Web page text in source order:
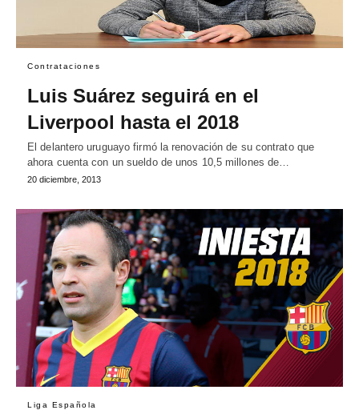
Contrataciones
Luis Suárez seguirá en el
Liverpool hasta el 2018
El delantero uruguayo firmó la renovación de su contrato que
ahora cuenta con un sueldo de unos 10,5 millones de…
20 diciembre, 2013
Liga Española